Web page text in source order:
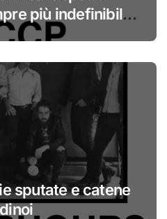
più indefinibile
sputate e catene